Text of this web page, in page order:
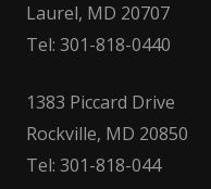
Laurel, MD 20707
Tel: 301-818-0440
1383 Piccard Drive
Rockville, MD 20850
Tel: 301-818-044